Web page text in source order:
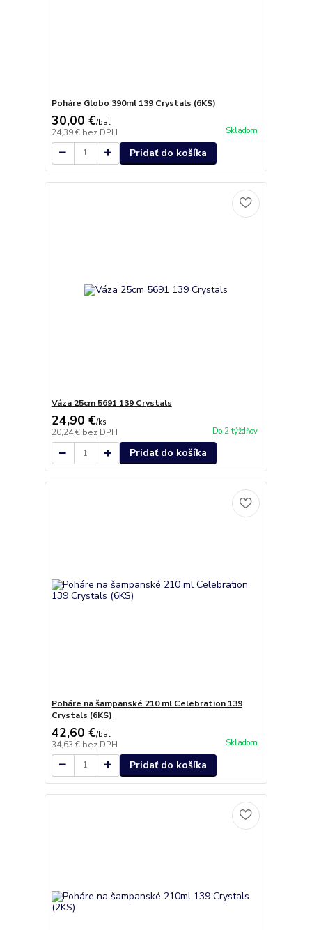
Poháre Globo 390ml 139 Crystals (6KS)
30,00 €/bal
24,39 € bez DPH Skladom
Pridať do košíka
Váza 25cm 5691 139 Crystals
24,90 €/ks
20,24 € bez DPH Do 2 týždňov
Pridať do košíka
Poháre na šampanské 210 ml Celebration 139
Crystals (6KS)
42,60 €/bal
34,63 € bez DPH Skladom
Pridať do košíka